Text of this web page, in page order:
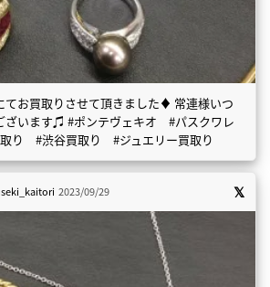
お買取りさせて頂きました♦️ 常連様いつ
ざいます♫ #ポンテヴェキオ #パスクワレ
り #渋谷買取り #ジュエリー買取り
2023/09/29